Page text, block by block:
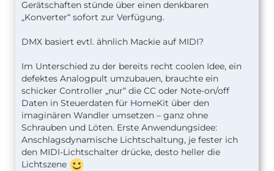
Gerätschaften stünde über einen denkbaren
„Konverter“ sofort zur Verfügung.
DMX basiert evtl. ähnlich Mackie auf MIDI?
Im Unterschied zu der bereits recht coolen Idee, ein
defektes Analogpult umzubauen, brauchte ein
schicker Controller „nur“ die CC oder Note-on/off
Daten in Steuerdaten für HomeKit über den
imaginären Wandler umsetzen – ganz ohne
Schrauben und Löten. Erste Anwendungsidee:
Anschlagsdynamische Lichtschaltung, je fester ich
den MIDI-Lichtschalter drücke, desto heller die
Lichtszene